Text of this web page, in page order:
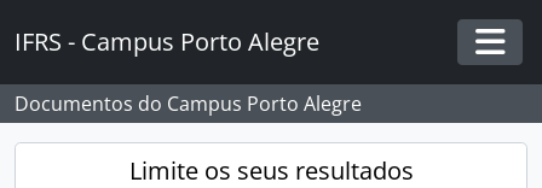
IFRS - Campus Porto Alegre
Documentos do Campus Porto Alegre
Limite os seus resultados